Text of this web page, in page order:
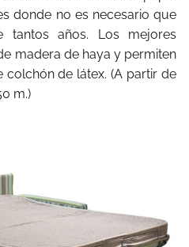
donde no es necesario que
tantos años. Los mejores
madera de haya y permiten
de látex. (A partir de
m.)